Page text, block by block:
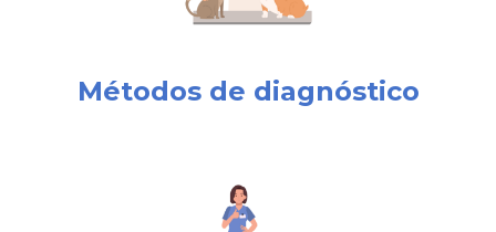
Métodos de diagnóstico